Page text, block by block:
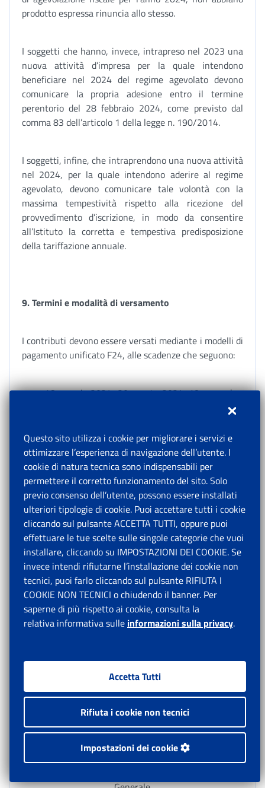
prodotto espressa rinuncia allo stesso.
I soggetti che hanno, invece, intrapreso nel 2023 una
nuova attività d’impresa per la quale intendono
beneficiare nel 2024 del regime agevolato devono
comunicare la propria adesione entro il termine
perentorio del 28 febbraio 2024, come previsto dal
comma 83 dell’articolo 1 della legge n. 190/2014.
I soggetti, infine, che intraprendono una nuova attività
nel 2024, per la quale intendono aderire al regime
agevolato, devono comunicare tale volontà con la
massima tempestività rispetto alla ricezione del
provvedimento d’iscrizione, in modo da consentire
all’Istituto la corretta e tempestiva predisposizione
della tariffazione annuale.
9. Termini e modalità di versamento
I contributi devono essere versati mediante i modelli di
pagamento unificato F24, alle scadenze che seguono:
16 maggio 2024, 20 agosto 2024, 18 novembre
2024 e 17 febbraio 2025, per il versamento delle
reddito;
entro i termini previsti per il pagamento delle
imposte sui redditi delle persone fisiche in
riferimento ai contributi dovuti sulla quota di
reddito eccedente il minimale, a titolo di saldo
2023, primo acconto 2024 e secondo acconto
2024.
Si ricorda che i dati e gli importi utili per il pagamento
della contribuzione dovuta da artigiani e commercianti
sono pubblicati nel Cassetto previdenziale, nella
sezione “Dati del mod. F24”, cui può accedere il
contribuente o un suo delegato. Attraverso tale
pagamento.
Per ulteriori chiarimenti si rinvia ai messaggi n. 5769
del 2 aprile 2012 e n. 11762 del 22 luglio 2013.
Questo sito utilizza i cookie per migliorare i servizi e
ottimizzare l’esperienza di navigazione dell’utente. I
cookie di natura tecnica sono indispensabili per
permettere il corretto funzionamento del sito. Solo
previo consenso dell’utente, possono essere installati
ulteriori tipologie di cookie. Puoi accettare tutti i cookie
cliccando sul pulsante ACCETTA TUTTI, oppure puoi
effettuare le tue scelte sulle singole categorie che vuoi
installare, cliccando su IMPOSTAZIONI DEI COOKIE. Se
invece intendi rifiutarne l’installazione dei cookie non
tecnici, puoi farlo cliccando sul pulsante RIFIUTA I
COOKIE NON TECNICI o chiudendo il banner. Per
saperne di più rispetto ai cookie, consulta la
relativa informativa sulle informazioni sulla privacy.
Accetta Tutti
Rifiuta i cookie non tecnici
Impostazioni dei cookie